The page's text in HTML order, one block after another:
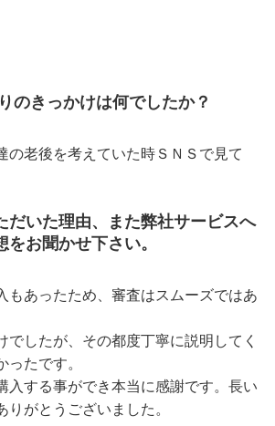
のきっかけは何でしたか？
の老後を考えていた時ＳＮＳで見て
だいた理由、また弊社サービスへ
お聞かせ下さい。
もあったため、審査はスムーズではあ
でしたが、その都度丁寧に説明してく
ったです。
入する事ができ本当に感謝です。長い
りがとうございました。